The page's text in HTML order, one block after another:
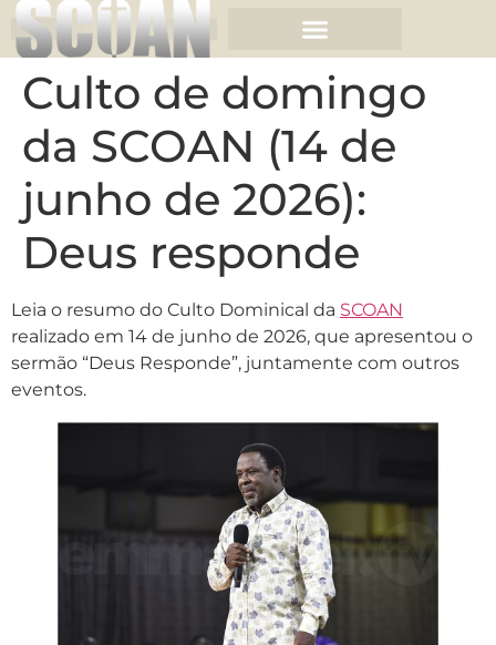
Culto de domingo
da SCOAN (14 de
junho de 2026):
Deus responde
Leia o resumo do Culto Dominical da SCOAN
realizado em 14 de junho de 2026, que apresentou o
sermão “Deus Responde”, juntamente com outros
eventos.